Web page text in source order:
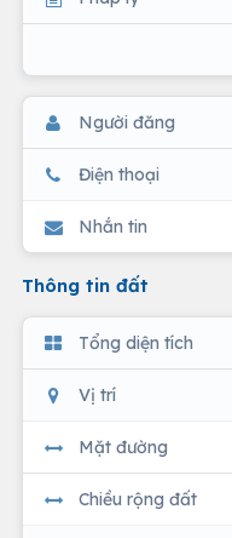
Người đăng
Điện thoại
Nhắn tin
Thông tin đất
Tổng diện tích
Vị trí
Mặt đường
Chiều rộng đất